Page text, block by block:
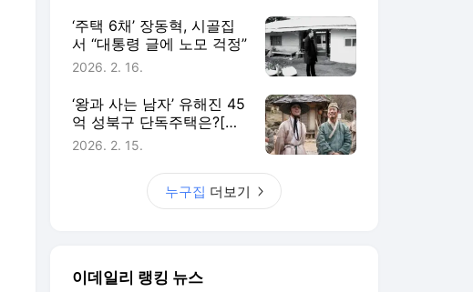
‘주택 6채’ 장동혁, 시골집
서 “대통령 글에 노모 걱정”
2026. 2. 16.
‘왕과 사는 남자’ 유해진 45
억 성북구 단독주택은?[누
구집]
2026. 2. 15.
누구집 더보기
이데일리 랭킹 뉴스